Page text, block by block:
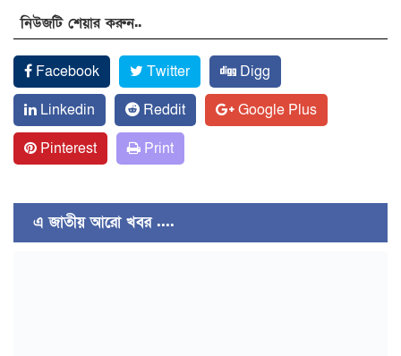
নিউজটি শেয়ার করুন..
Facebook Twitter
Digg
Linkedin
Reddit
Google Plus
Pinterest
Print
এ জাতীয় আরো খবর ....